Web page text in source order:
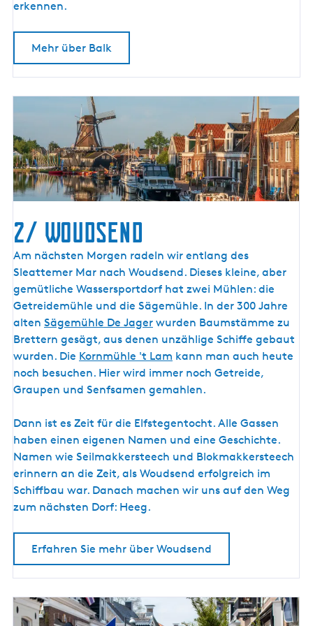
erkennen.
Mehr über Balk
2/ Woudsend
2
/
W
o
u
d
s
e
n
Am nächsten Morgen radeln wir entlang des
Sleattemer Mar nach Woudsend. Dieses kleine, aber
gemütliche Wassersportdorf hat zwei Mühlen: die
Getreidemühle und die Sägemühle. In der 300 Jahre
alten Sägemühle De Jager wurden Baumstämme zu
Brettern gesägt, aus denen unzählige Schiffe gebaut
wurden. Die Kornmühle 't Lam kann man auch heute
noch besuchen. Hier wird immer noch Getreide,
Graupen und Senfsamen gemahlen.
Dann ist es Zeit für die Elfstegentocht. Alle Gassen
haben einen eigenen Namen und eine Geschichte.
Namen wie Seilmakkersteech und Blokmakkersteech
erinnern an die Zeit, als Woudsend erfolgreich im
Schiffbau war. Danach machen wir uns auf den Weg
zum nächsten Dorf: Heeg.
Erfahren Sie mehr über Woudsend